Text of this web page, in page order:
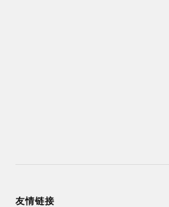
友情链接